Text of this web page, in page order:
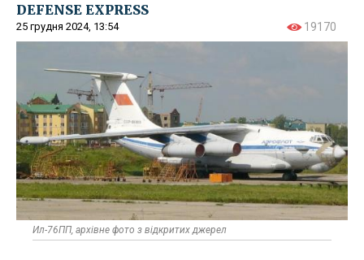
DEFENSE EXPRESS
25 грудня 2024, 13:54 19170
Ил-76ПП, архівне фото з відкритих джерел